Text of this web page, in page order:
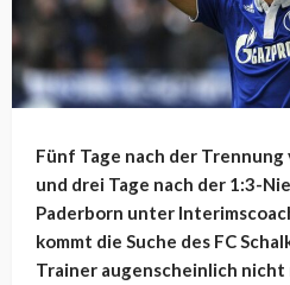
Fünf Tage nach der Trennung
und drei Tage nach der 1:3-
Paderborn unter
kommt die Suche des FC
Trainer augenscheinlich